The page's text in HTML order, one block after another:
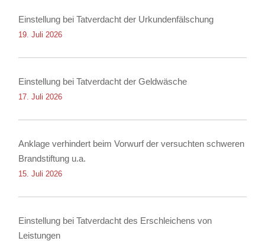
Einstellung bei Tatverdacht der Urkundenfälschung
19. Juli 2026
Einstellung bei Tatverdacht der Geldwäsche
17. Juli 2026
Anklage verhindert beim Vorwurf der versuchten schweren
Brandstiftung u.a.
15. Juli 2026
Einstellung bei Tatverdacht des Erschleichens von
Leistungen